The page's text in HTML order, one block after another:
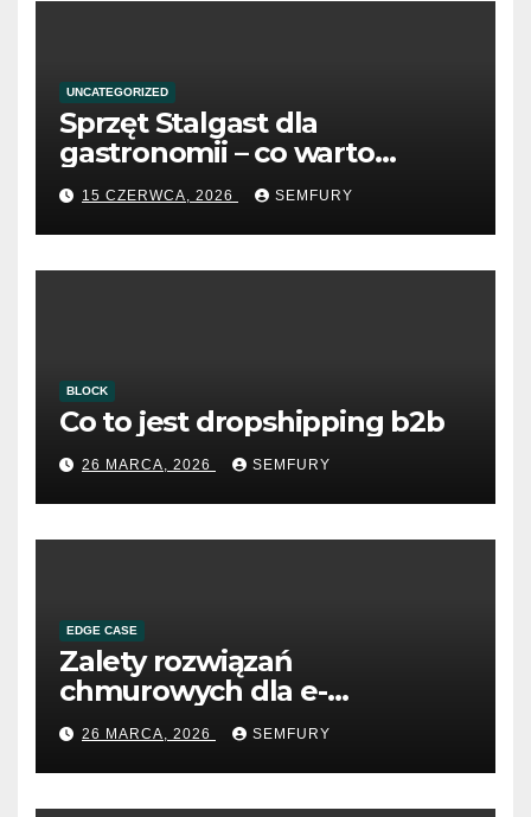
UNCATEGORIZED
Sprzęt Stalgast dla
gastronomii – co warto
wiedzieć przed zakupem?
15 CZERWCA, 2026 SEMFURY
BLOCK
Co to jest dropshipping b2b
26 MARCA, 2026 SEMFURY
EDGE CASE
Zalety rozwiązań
chmurowych dla e-
commerce B2B
26 MARCA, 2026 SEMFURY